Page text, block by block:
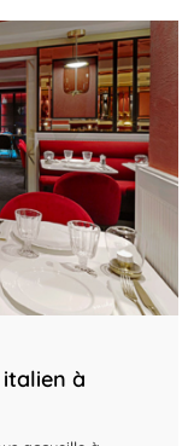
à